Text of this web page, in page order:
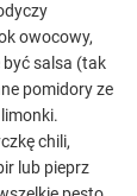
owocowy,
być salsa (tak
pomidory ze
chili,
lub pieprz